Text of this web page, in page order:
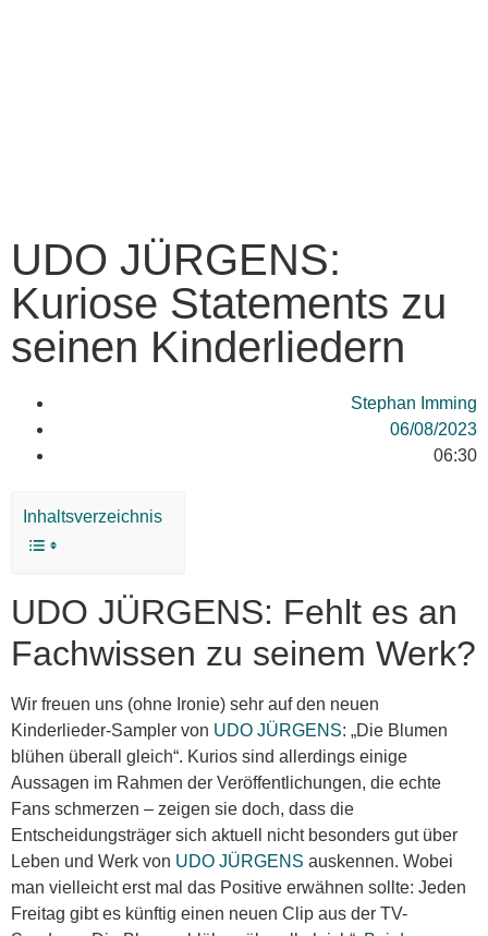
UDO JÜRGENS:
Kuriose Statements zu
seinen Kinderliedern
Stephan Imming
06/08/2023
06:30
Inhaltsverzeichnis
UDO JÜRGENS: Fehlt es an
Fachwissen zu seinem Werk?
Wir freuen uns (ohne Ironie) sehr auf den neuen
Kinderlieder-Sampler von UDO JÜRGENS: „Die Blumen
blühen überall gleich“. Kurios sind allerdings einige
Aussagen im Rahmen der Veröffentlichungen, die echte
Fans schmerzen – zeigen sie doch, dass die
Entscheidungsträger sich aktuell nicht besonders gut über
Leben und Werk von UDO JÜRGENS auskennen. Wobei
man vielleicht erst mal das Positive erwähnen sollte: Jeden
Freitag gibt es künftig einen neuen Clip aus der TV-